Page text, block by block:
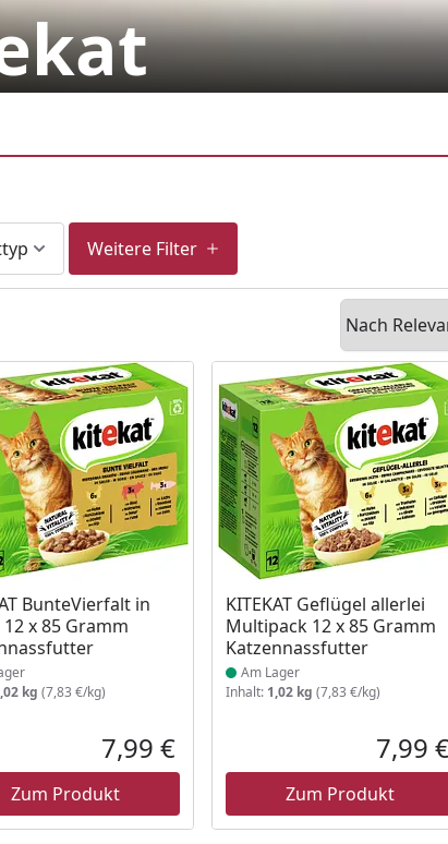
Weitere Filter
Sortieren
BunteVierfalt in
12 x 85 Gramm
am Lager
kg (7,83 €/kg)
Aktueller Preis
7,99 €
Zum Produkt
KITEKAT Geflügel allerlei
Multipack 12 x 85 Gramm
Katzennassfutter
Produkt am Lager
Am Lager
Inhalt: 1,02 kg (7,83 €/kg)
7,99
Zum Produkt